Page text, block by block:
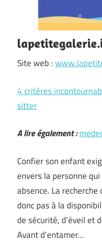
Site web :
4 critères
sitter
A lire également :
Confier son enfant
envers la personne
absence. La
donc pas à la
de sécurité, d’éveil et
Avant d’entamer…